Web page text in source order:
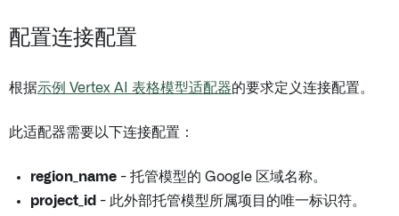
配置连接配置
根据示例 Vertex AI 表格模型适配器的要求定义连接配置。
此适配器需要以下连接配置：
region_name - 托管模型的 Google 区域名称。
project_id - 此外部托管模型所属项目的唯一标识符。